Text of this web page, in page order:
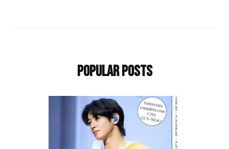
Popular Posts